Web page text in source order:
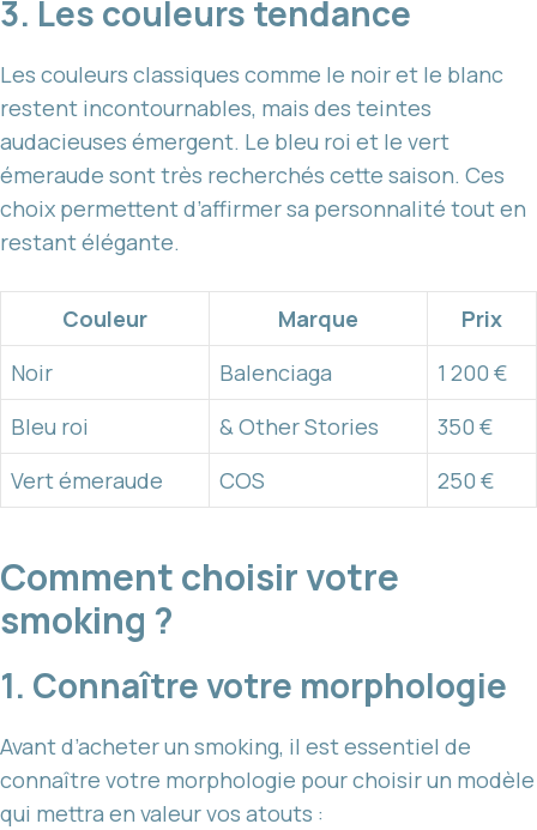
3. Les couleurs tendance
Les couleurs classiques comme le noir et le blanc
restent incontournables, mais des teintes
audacieuses émergent. Le bleu roi et le vert
émeraude sont très recherchés cette saison. Ces
choix permettent d’affirmer sa personnalité tout en
restant élégante.
Couleur Marque
Prix
Noir
Balenciaga
1 200 €
Bleu roi
& Other Stories
350 €
Vert émeraude
COS 250 €
Comment choisir votre
smoking ?
1. Connaître votre morphologie
Avant d’acheter un smoking, il est essentiel de
connaître votre morphologie pour choisir un modèle
qui mettra en valeur vos atouts :